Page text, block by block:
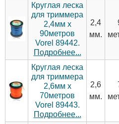
Круглая леска
для триммера
2,4мм х
90метров
Vorel 89442.
Подробнее...
2,4
мм.
Круглая леска
для триммера
2,6мм х
70метров
Vorel 89443.
Подробнее...
2,6
мм.